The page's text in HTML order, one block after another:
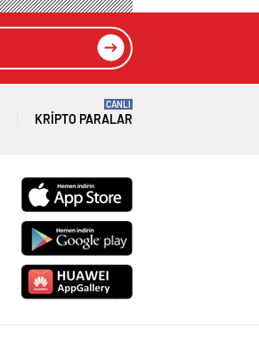
KRIPTO PARALAR
CANLI